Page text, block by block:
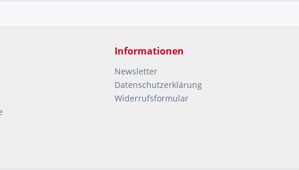
Informationen
Newsletter
Datenschutzerklärung
Widerrufsformular